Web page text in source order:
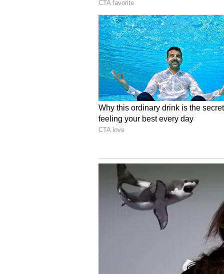
4
8
తాత్కాలిక సారథిగా బాధ్యతలు
ఎదురుచూసేలా చేశాడు. వర్షం
చేరుకున్నా, కృనాల్ పాండ్యా మాత్రం చాలా